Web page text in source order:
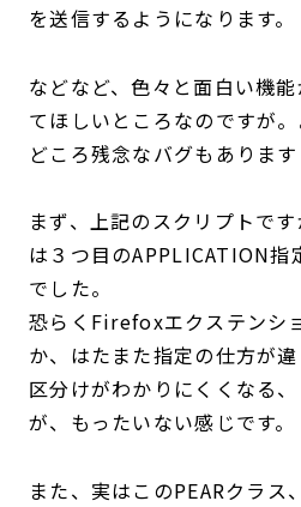
を送信するようになります。
などなど、色々と面白い機
てほしいところなのですが
どころ残念なバグもありま
まず、上記のスクリプトで
は３つ目のAPPLICATION指
でした。
恐らくFirefoxエクステンシ
か、はたまた指定の仕方が違
区分けがわかりにくくなる
が、もったいない感じです。
また、実はこのPEARクラス